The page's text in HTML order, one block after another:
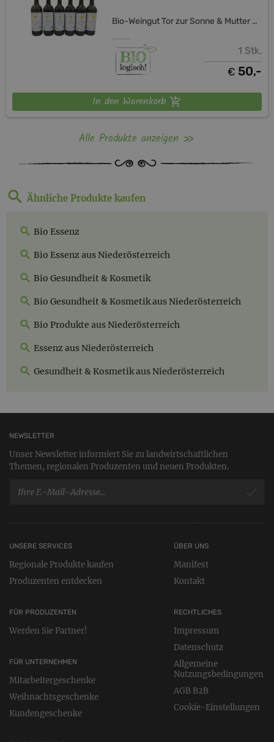
Bio-Weingut Tor zur Sonne & Mutter Erde Shop
1 Stk.
€ 50,-
In den Warenkorb
Alle Produkte anzeigen
Ähnliche Produkte kaufen
Bio Essenz
Bio Essenz aus Niederösterreich
Bio Gesundheit & Kosmetik
Bio Gesundheit & Kosmetik aus Niederösterreich
Bio Produkte aus Niederösterreich
Essenz aus Niederösterreich
Gesundheit & Kosmetik aus Niederösterreich
NEWSLETTER
Unser Newsletter informiert Sie zu landwirtschaftlichen
Themen, regionalen Produzenten und neuen Produkten.
UNSERE SERVICES
Regionale Produkte kaufen
Produzenten entdecken
FÜR PRODUZENTEN
Werden Sie Partner!
FÜR UNTERNEHMEN
Mitarbeitergeschenke
Weihnachtsgeschenke
Kundengeschenke
RECHTLICHES
Impressum
Datenschutz
Allgemeine
Nutzungsbedingungen
AGB B2B
Cookie-Einstellungen
ÜBER UNS
Manifest
Kontakt